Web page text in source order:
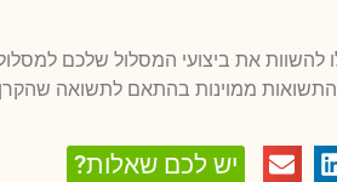
להשוות את ביצועי המסלול שלכם
ממוינות בהתאם לתשואה
יש לכם שאלות?